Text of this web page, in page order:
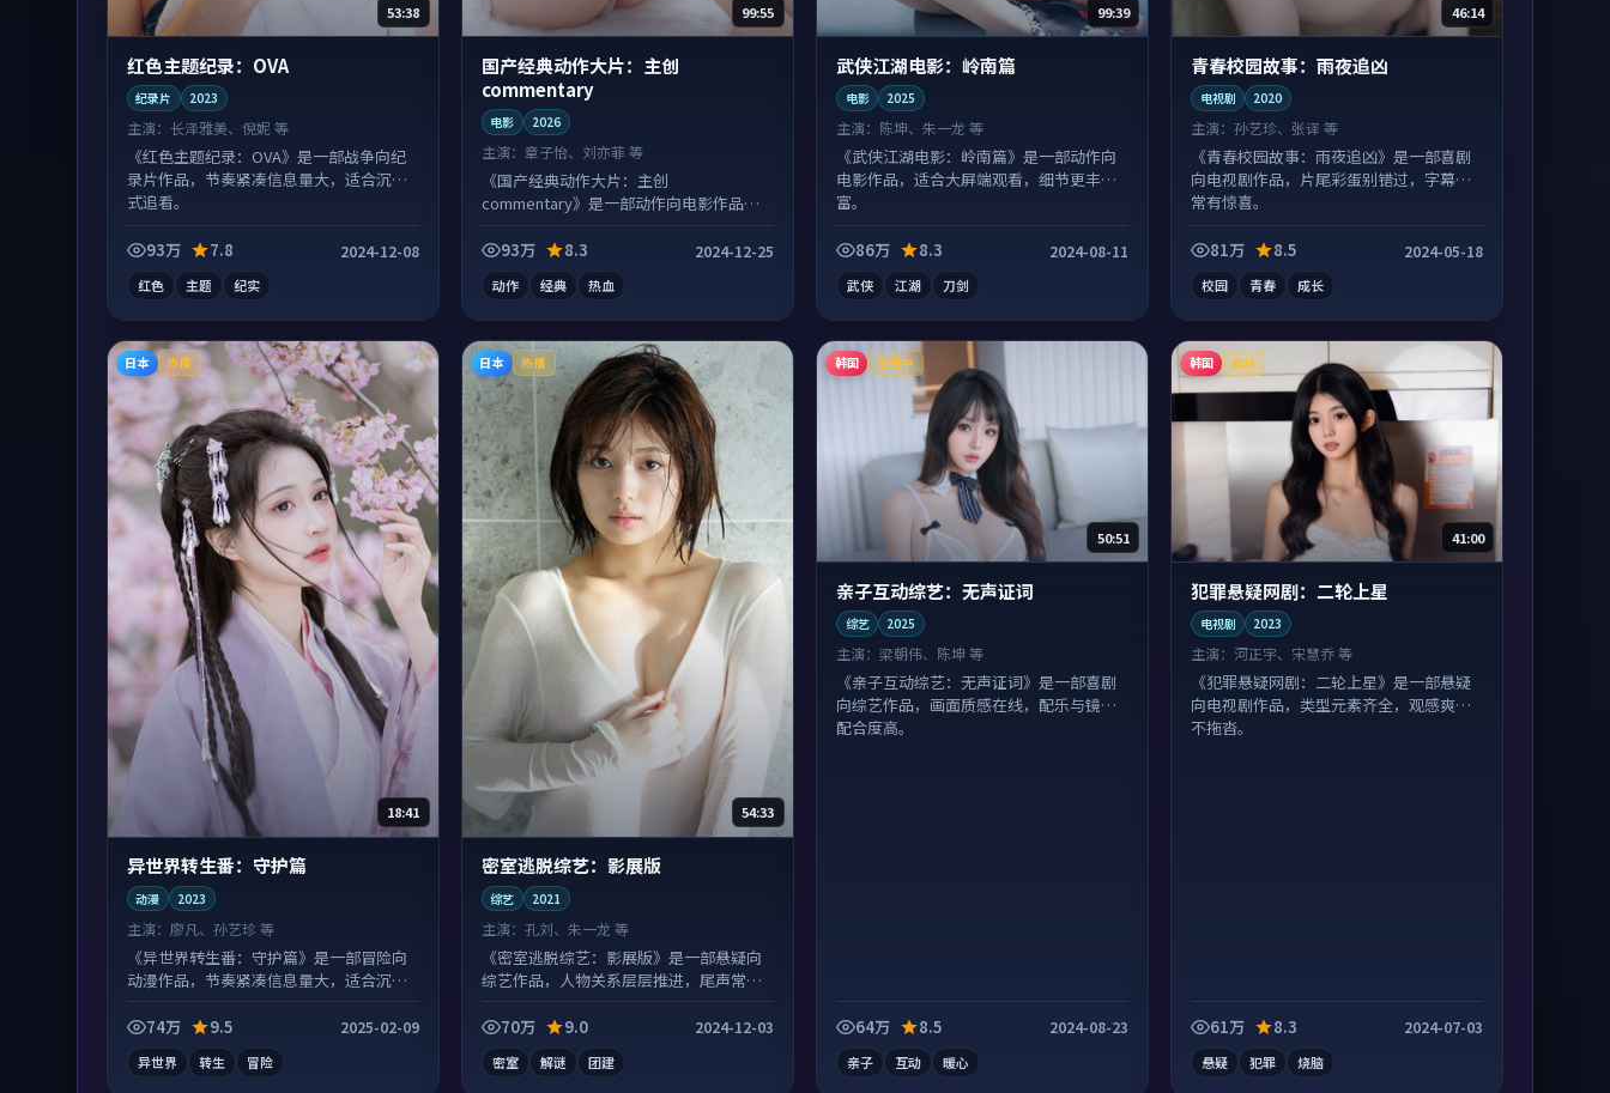
53:38
红色主题纪录：OVA
纪录片 2023
主演： 长泽雅美、倪妮 等
《红色主题纪录：OVA》是一部战争向纪
录片作品，节奏紧凑信息量大，适合沉浸
式追看。
93万 7.8 2024-12-08
红色 主题 纪实
99:55
国产经典动作大片：主创
commentary
电影 2026
主演：章子怡、刘亦菲 等
《国产经典动作大片：主创
commentary》是一部动作向电影作品，
93万
8.3 2024-12-25
动作 经典 热血
99:39
武侠江湖电影：岭南篇
电影 2025
主演： 陈坤、朱一龙 等
《武侠江湖电影：岭南篇》是一部动作向
电影作品，适合大屏端观看，细节更丰
富。
86万 8.3 2024-08-11
武侠 江湖 刀剑
46:14
青春校园故事：雨夜追凶
电视剧 2020
主演：孙艺珍、张译 等
《青春校园故事：雨夜追凶》是一部喜剧
向电视剧作品，片尾彩蛋别错过，字幕区
常有惊喜。
81万 8.5 2024-05-18
校园 青春 成长
日本 热播
18:41
异世界转生番：守护篇
动漫 2023
主演： 廖凡、孙艺珍 等
《异世界转生番：守护篇》是一部冒险向
动漫作品，节奏紧凑信息量大，适合沉浸
74万
9.5 2025-02-09
异世界 转生 冒险
日本 热播
54:33
密室逃脱综艺：影展版
综艺 2021
主演：孔刘、朱一龙 等
《密室逃脱综艺：影展版》是一部悬疑向
综艺作品，人物关系层层推进，尾声常有
70万
9.0 2024-12-03
密室 解谜 团建
韩国 连载中
50:51
亲子互动综艺：无声证词
综艺 2025
主演：梁朝伟、陈坤 等
《亲子互动综艺：无声证词》是一部喜剧
向综艺作品，画面质感在线，配乐与镜头
配合度高。
64万 8.5 2024-08-23
亲子 互动 暖心
韩国 高分
41:00
犯罪悬疑网剧：二轮上星
电视剧 2023
主演： 河正宇、宋慧乔 等
《犯罪悬疑网剧：二轮上星》是一部悬疑
向电视剧作品，类型元素齐全，观感爽快
不拖沓。
61万 8.3 2024-07-03
悬疑 犯罪 烧脑